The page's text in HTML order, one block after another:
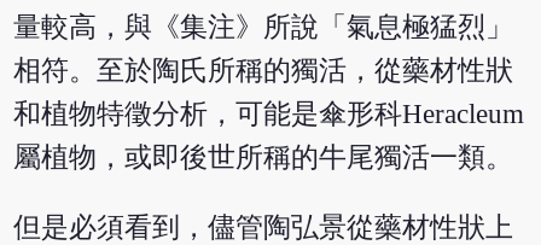
量較高，與《集注》所說「氣息極猛烈」
相符。至於陶氏所稱的獨活，從藥材性狀
和植物特徵分析，可能是傘形科Heracleum
屬植物，或即後世所稱的牛尾獨活一類。
但是必須看到，儘管陶弘景從藥材性狀上